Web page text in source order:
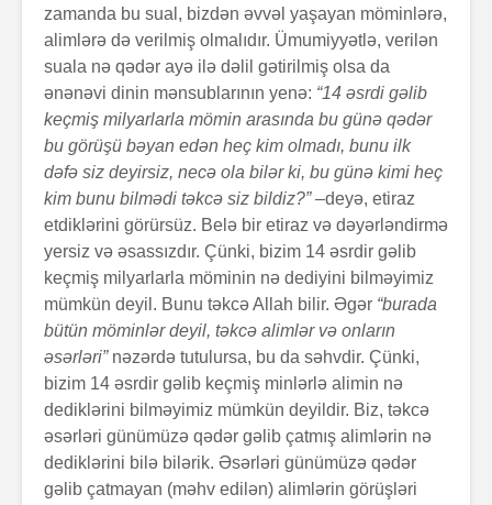
zamanda bu sual, bizdən əvvəl yaşayan möminlərə,
alimlərə də verilmiş olmalıdır. Ümumiyyətlə, verilən
suala nə qədər ayə ilə dəlil gətirilmiş olsa da
ənənəvi dinin mənsublarının yenə: “14 əsrdi gəlib
keçmiş milyarlarla mömin arasında bu günə qədər
bu görüşü bəyan edən heç kim olmadı, bunu ilk
dəfə siz deyirsiz, necə ola bilər ki, bu günə kimi heç
kim bunu bilmədi təkcə siz bildiz?” –deyə, etiraz
etdiklərini görürsüz. Belə bir etiraz və dəyərləndirmə
yersiz və əsassızdır. Çünki, bizim 14 əsrdir gəlib
keçmiş milyarlarla möminin nə dediyini bilməyimiz
mümkün deyil. Bunu təkcə Allah bilir. Əgər “burada
bütün möminlər deyil, təkcə alimlər və onların
əsərləri”nəzərdə tutulursa, bu da səhvdir. Çünki,
bizim 14 əsrdir gəlib keçmiş minlərlə alimin nə
dediklərini bilməyimiz mümkün deyildir. Biz, təkcə
əsərləri günümüzə qədər gəlib çatmış alimlərin nə
dediklərini bilə bilərik. Əsərləri günümüzə qədər
gəlib çatmayan (məhv edilən) alimlərin görüşləri